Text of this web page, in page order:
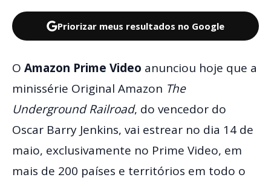
Priorizar meus resultados no Google
O Amazon Prime Video anunciou hoje que a
minissérie Original Amazon The
Underground Railroad, do vencedor do
Oscar Barry Jenkins, vai estrear no dia 14 de
maio, exclusivamente no Prime Video, em
mais de 200 países e territórios em todo o